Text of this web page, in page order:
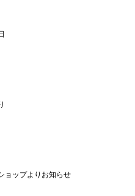
ョップよりお知らせ